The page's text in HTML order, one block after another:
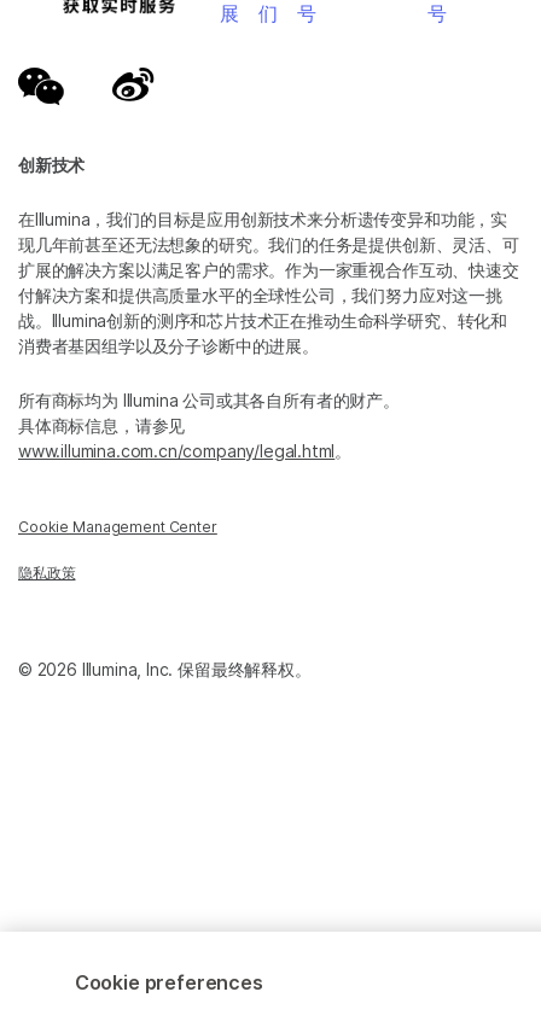
创新技术
在Illumina，我们的目标是应用创新技术来分析遗传变异和功能，实
现几年前甚至还无法想象的研究。我们的任务是提供创新、灵活、可
扩展的解决方案以满足客户的需求。作为一家重视合作互动、快速交
付解决方案和提供高质量水平的全球性公司，我们努力应对这一挑
战。Illumina创新的测序和芯片技术正在推动生命科学研究、转化和
消费者基因组学以及分子诊断中的进展。
所有商标均为 Illumina 公司或其各自所有者的财产。
具体商标信息，请参见
www.illumina.com.cn/company/legal.html。
Cookie Management Center
隐私政策
展
们
号
号
© 2026 Illumina, Inc. 保留最终解释权。
Cookie preferences